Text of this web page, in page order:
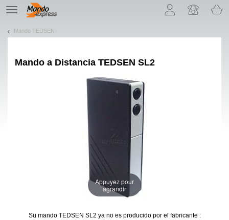
TE
navigation
Mando TEDSEN
Mando a Distancia TEDSEN SL2
Appuyez pour
agrandir
Su mando TEDSEN SL2 ya no es producido por el fabricante :
¡Permítenos presentarte nuestras cookies!